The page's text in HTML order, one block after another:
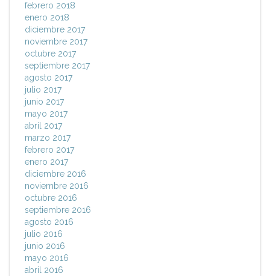
febrero 2018
enero 2018
diciembre 2017
noviembre 2017
octubre 2017
septiembre 2017
agosto 2017
julio 2017
junio 2017
mayo 2017
abril 2017
marzo 2017
febrero 2017
enero 2017
diciembre 2016
noviembre 2016
octubre 2016
septiembre 2016
agosto 2016
julio 2016
junio 2016
mayo 2016
abril 2016